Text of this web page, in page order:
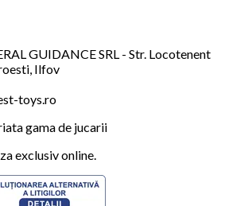
GUIDANCE SRL - Str. Locotenent
Ilfov
toys.ro
gama de jucarii
exclusiv online.